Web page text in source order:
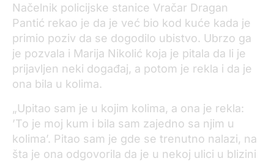
Načelnik policijske stanice Vračar Dragan
Pantić rekao je da je već bio kod kuće kada je
primio poziv da se dogodilo ubistvo. Ubrzo ga
je pozvala i Marija Nikolić koja je pitala da li je
prijavljen neki događaj, a potom je rekla i da je
ona bila u kolima.
„Upitao sam je u kojim kolima, a ona je rekla:
’To je moj kum i bila sam zajedno sa njim u
kolima’. Pitao sam je gde se trenutno nalazi, na
šta je ona odgovorila da je u nekoj ulici u blizini